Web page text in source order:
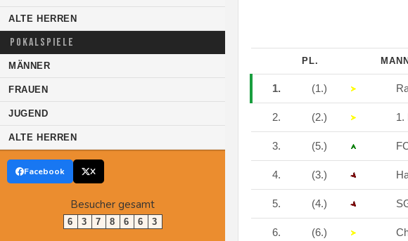
ALTE HERREN
POKALSPIELE
MÄNNER
FRAUEN
JUGEND
ALTE HERREN
Facebook X
Besucher gesamt
6 3 7 8 6 6 3
PL.
1. (1.)
2. (2.) 1.
3. (5.)
4. (3.)
5. (4.)
6. (6.)